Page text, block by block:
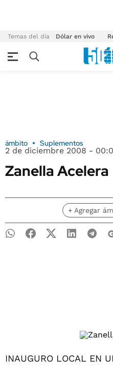
Temas del día Dólar en vivo
ámbito Suplementos
2 de diciembre 2008 -
Zanella Acelera
+ Agregar
INAUGURO LOCAL EN